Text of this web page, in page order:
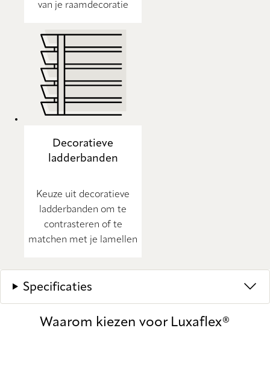
van je raamdecoratie
Decoratieve
ladderbanden
Keuze uit decoratieve
ladderbanden om te
contrasteren of te
matchen met je lamellen
Specificaties
Waarom kiezen voor Luxaflex®